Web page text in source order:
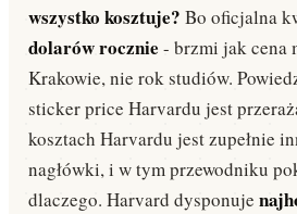
wszystko kosztuje? Bo oficjalna
dolarów rocznie - brzmi jak cena
Krakowie, nie rok studiów.
sticker price Harvardu jest
kosztach Harvardu jest zupełnie
nagłówki, i w tym przewodniku
dlaczego. Harvard dysponuje